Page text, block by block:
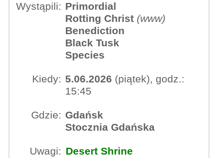
Wystąpili: Primordial
Rotting Christ (www)
Benediction
Black Tusk
Species
Kiedy: 5.06.2026 (piątek), godz.:
15:45
Gdzie: Gdańsk
Stocznia Gdańska
Uwagi: Desert Shrine